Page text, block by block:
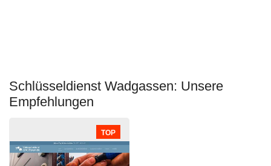
Schlüsseldienst Wadgassen: Unsere
Empfehlungen
TOP